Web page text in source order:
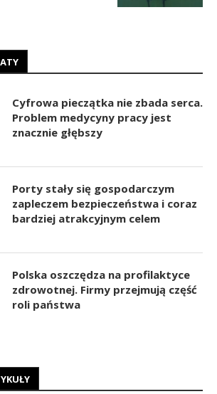
Cyfrowa pieczątka nie zbada serca.
Problem medycyny pracy jest
znacznie głębszy
Porty stały się gospodarczym
zapleczem bezpieczeństwa i coraz
bardziej atrakcyjnym celem
Polska oszczędza na profilaktyce
zdrowotnej. Firmy przejmują część
roli państwa